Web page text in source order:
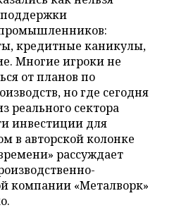
кредитные каникулы,
Многие игроки не
от планов по
но где сегодня
реального сектора
инвестиции для
в авторской колонке
рассуждает
компании «Металворк»